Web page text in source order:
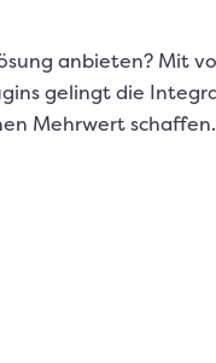
anbieten? Mit
gelingt die
Mehrwert schaffen.